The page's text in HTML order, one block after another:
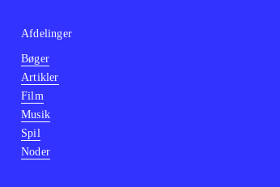
Afdelinger
Bøger
Artikler
Film
Musik
Spil
Noder